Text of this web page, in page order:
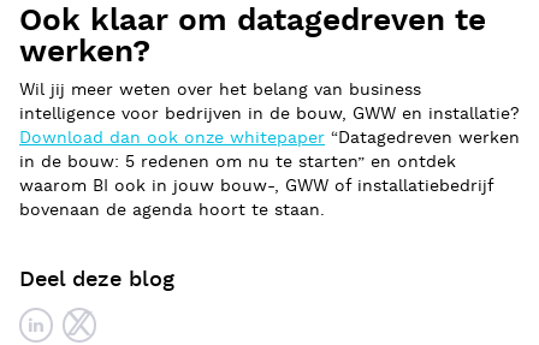
Ook klaar om datagedreven te
werken?
Wil jij meer weten over het belang van business
intelligence voor bedrijven in de bouw, GWW en installatie?
Download dan ook onze whitepaper “Datagedreven werken
in de bouw: 5 redenen om nu te starten” en ontdek
waarom BI ook in jouw bouw-, GWW of installatiebedrijf
bovenaan de agenda hoort te staan.
Deel deze blog